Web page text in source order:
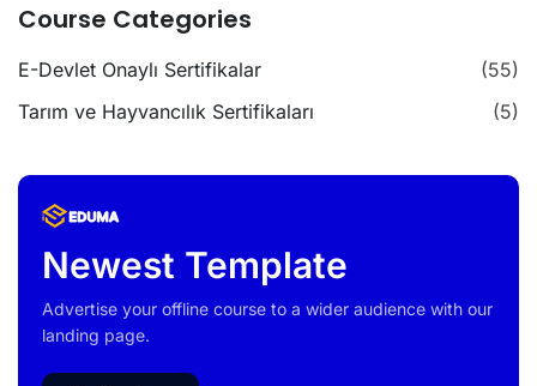
Course Categories
E-Devlet Onaylı Sertifikalar
(55)
Tarım ve Hayvancılık Sertifikaları
(5)
Newest Template
Advertise your offline course to a wider audience with our
landing page.